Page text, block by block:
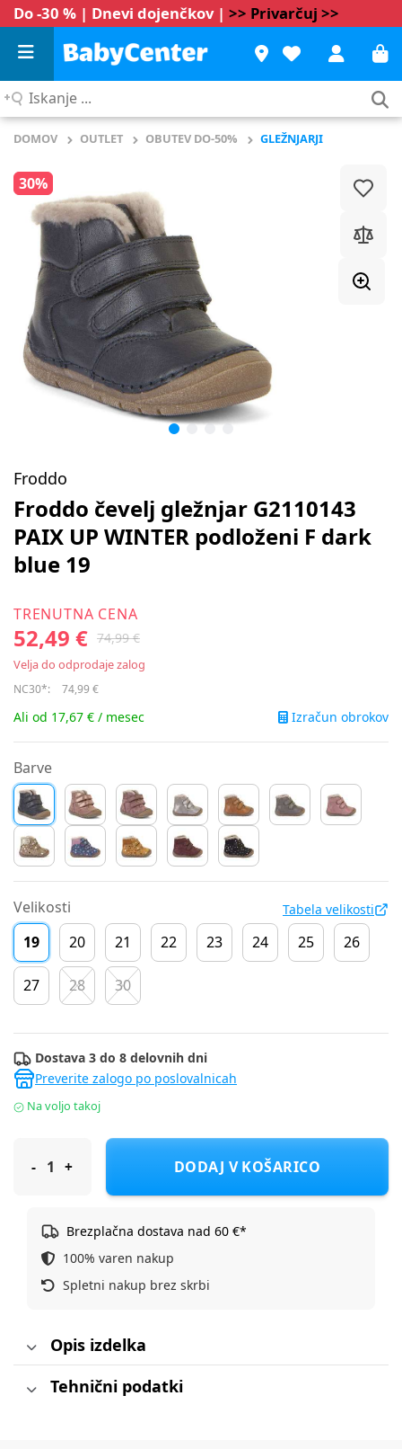
Do -30 % | Dnevi dojenčkov | >> Privarčuj >>
Iskanje
DOMOV OUTLET OBUTEV DO-50% GLEŽNJARJI
30%
Froddo
Froddo čevelj gležnjar G2110143
PAIX UP WINTER podloženi F dark
blue 19
TRENUTNA CENA
52,49 € 74,99 €
Velja do odprodaje zalog
NC30*: 74,99 €
Ali od 17,67 € / mesec Izračun obrokov
Barve
Velikosti Tabela velikosti
19 20 21 22 23 24 25 26
27 28 30
Dostava 3 do 8 delovnih dni
Preverite zalogo po poslovalnicah
Na voljo takoj
Froddo čevelj gležnjar G2110143 PAIX UP WINTER podloženi F
DODAJ V KOŠARICO
Brezplačna dostava nad 60 €*
100% varen nakup
Spletni nakup brez skrbi
Opis izdelka
Tehnični podatki